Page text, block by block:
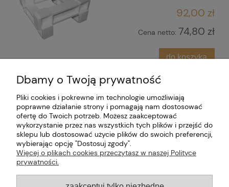
92,00 zł
Cena netto: 74,80 zł
do koszyka
Moje konto
Płatności i dostawa
Dbamy o Twoją prywatność
Pliki cookies i pokrewne im technologie umożliwiają
poprawne działanie strony i pomagają nam dostosować
ofertę do Twoich potrzeb. Możesz zaakceptować
wykorzystanie przez nas wszystkich tych plików i przejść do
sklepu lub dostosować użycie plików do swoich preferencji,
wybierając opcję "Dostosuj zgody".
Więcej o plikach cookies przeczytasz w naszej Polityce
prywatności.